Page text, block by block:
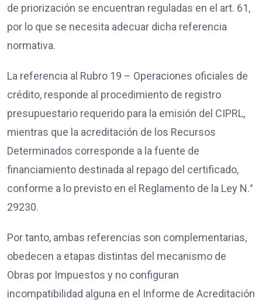
de priorización se encuentran reguladas en el art. 61,
por lo que se necesita adecuar dicha referencia
normativa.
La referencia al Rubro 19 – Operaciones oficiales de
crédito, responde al procedimiento de registro
presupuestario requerido para la emisión del CIPRL,
mientras que la acreditación de los Recursos
Determinados corresponde a la fuente de
financiamiento destinada al repago del certificado,
conforme a lo previsto en el Reglamento de la Ley N.°
29230.
Por tanto, ambas referencias son complementarias,
obedecen a etapas distintas del mecanismo de
Obras por Impuestos y no configuran
incompatibilidad alguna en el Informe de Acreditación